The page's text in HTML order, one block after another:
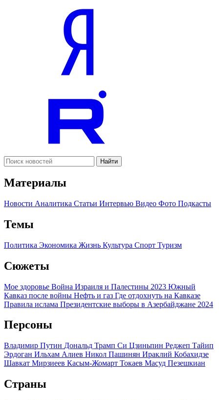
Найти
Материалы
Новости Аналитика Статьи Интервью Видео Фото Подкасты
Темы
Политика Экономика Жизнь Культура Спорт Туризм
Сюжеты
Мое здоровье Война Израиля и Палестины 2023 Южный
Кавказ после войны Нефть и газ Где отдохнуть на Кавказе
Правила ислама Президентские выборы в Азербайджане 2024
Персоны
Владимир Путин Дональд Трамп Си Цзиньпин Реджеп Тайип
Эрдоган Ильхам Алиев Никол Пашинян Ираклий Кобахидзе
Шавкат Мирзиеев Касым-Жомарт Токаев Масуд Пезешкиан
Страны